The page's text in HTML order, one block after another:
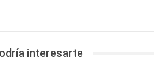
interesarte